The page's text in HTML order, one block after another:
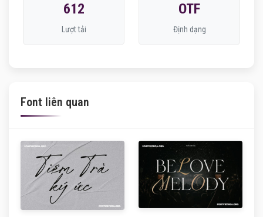
612
Lượt tải
OTF
Định dạng
Font liên quan